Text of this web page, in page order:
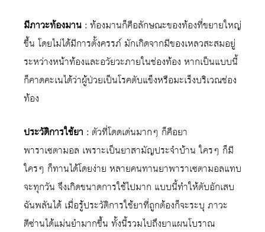
มีภาวะท้องมาน :ท้องมานก็คือลักษณะของท้องที่ขยายใหญ่
ขึ้น โดยไม่ได้มีการตั้งครรภ์ มักเกิดจากมีของเหลวสะสมอยู่
ระหว่างหน้าท้องและอวัยวะภายในช่องท้อง หากเป็นแบบนี้
ก็คาดคะเนได้ว่าผู้ป่วยเป็นโรคตับแข็งหรือมะเร็งบริเวณช่อง
ท้อง
ประวัติการใช้ยา : ตัวที่โดดเด่นมากๆ ก็คือยา
พาราเซตามอล เพราะเป็นยาสามัญประจำบ้าน ใครๆ ก็มี
ใครๆ ก็ทานได้โดยง่าย หลายคนทานยาพาราเซตามอลแทบ
จะทุกวัน จึงเกิดขนาดการใช้ไปมาก แบบนี้ทำให้ตับอักเสบ
ฉันพลันได้ เมื่อรู้ประวัติการใช้ยาที่ถูกต้องก็จะระบุ ภาวะ
ดีซ่านได้แม่นยำมากขึ้น ทั้งนี้รวมไปถึงยาแผนโบราณ